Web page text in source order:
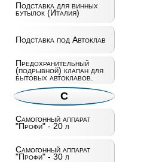
Подставка для винных
бутылок (Италия)
Подставка под Автоклав
Предохранительный
(подрывной) клапан для
бытовых автоклавов.
С
Самогонный аппарат
"Профи" - 20 л
Самогонный аппарат
"Профи" - 30 л